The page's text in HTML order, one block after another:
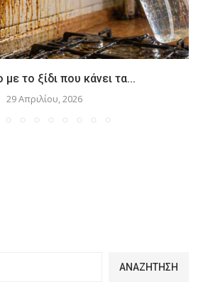
το ξίδι που κάνει τα...
29 Απριλίου, 2026
ΑΝΑΖΉΤΗΣΗ